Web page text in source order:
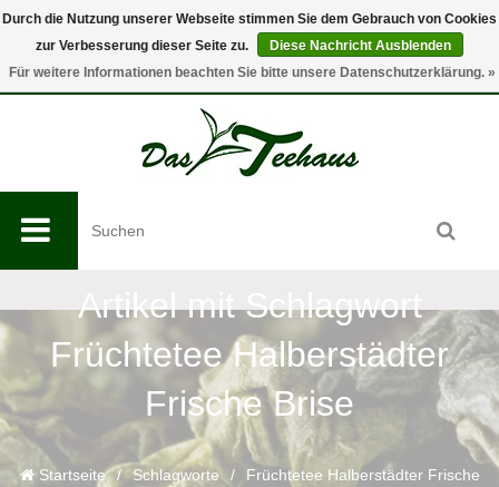
0
Artikel mit Schlagwort
Früchtetee Halberstädter
Frische Brise
Startseite / Schlagworte /
Früchtetee Halberstädter Frische
Durch die Nutzung unserer Webseite stimmen Sie dem Gebrauch von Cookies
zur Verbesserung dieser Seite zu.
Diese Nachricht Ausblenden
Für weitere Informationen beachten Sie bitte unsere Datenschutzerklärung. »